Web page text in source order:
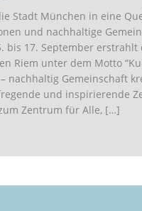
Stadt München in eine
und nachhaltige
bis 17. September erstrahlt
Riem unter dem Motto
nachhaltig Gemeinschaft
und inspirierende
Zentrum für Alle, […]